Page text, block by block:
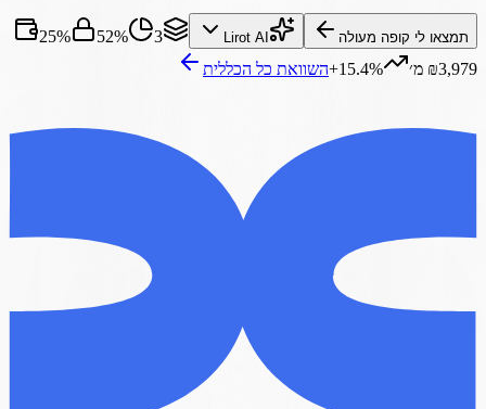
תמצאו לי קופה מעולה Lirot AI
3
52%
25%
₪3,979 מ׳
+15.4%השוואת כל הכללית